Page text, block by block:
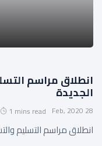
انطلاق مراسم
الجديدة
28 Feb, 2020
1 mins read
انطلاق مراسم التسليم